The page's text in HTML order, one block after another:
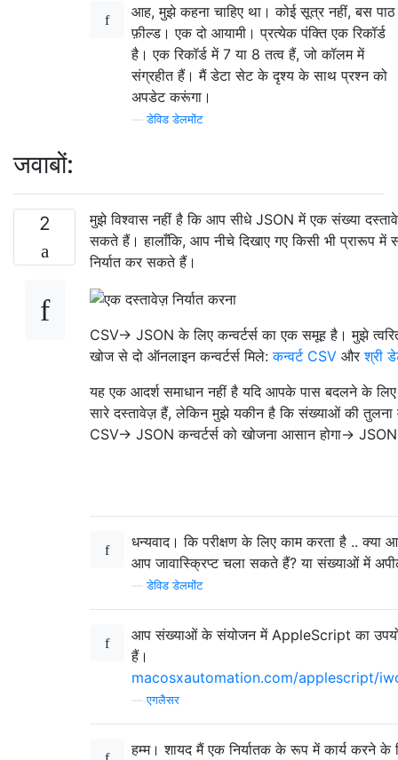
आह, मुझे कहना चाहिए था। कोई सूत्र नहीं, बस पाठ
फ़ील्ड। एक दो आयामी। प्रत्येक पंक्ति एक रिकॉर्ड
है। एक रिकॉर्ड में 7 या 8 तत्व हैं, जो कॉलम में
संग्रहीत हैं। मैं डेटा सेट के दृश्य के साथ प्रश्न को
अपडेट करूंगा।
—डेविड डेलमोंट
जवाबों:
2
मुझे विश्वास नहीं है कि आप सीधे JSON में एक संख्या
सकते हैं। हालाँकि, आप नीचे दिखाए गए किसी भी प्रारूप में
निर्यात कर सकते हैं।
CSV-> JSON के लिए कन्वर्टर्स का एक समूह है। मुझे
खोज से दो ऑनलाइन कन्वर्टर्स मिले:कन्वर्ट CSV औरश्री
यह एक आदर्श समाधान नहीं है यदि आपके पास बदलने के
सारे दस्तावेज़ हैं, लेकिन मुझे यकीन है कि संख्याओं की तुलना
CSV-> JSON कन्वर्टर्स को खोजना आसान होगा-> JSON
धन्यवाद। कि परीक्षण के लिए काम करता है .. क्या
आप जावास्क्रिप्ट चला सकते हैं? या संख्याओं में
—डेविड डेलमोंट
आप संख्याओं के संयोजन में AppleScript का
हैं।
macosxautomation.com/applescript/
—एगलैसर
हम्म। शायद मैं एक निर्यातक के रूप में कार्य करने के